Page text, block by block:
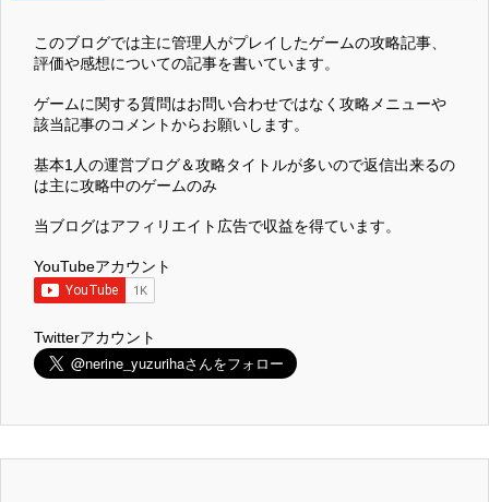
このブログでは主に管理人がプレイしたゲームの攻略記事、
評価や感想についての記事を書いています。
ゲームに関する質問はお問い合わせではなく攻略メニューや
該当記事のコメントからお願いします。
基本1人の運営ブログ＆攻略タイトルが多いので返信出来るの
は主に攻略中のゲームのみ
当ブログはアフィリエイト広告で収益を得ています。
YouTubeアカウント
Twitterアカウント